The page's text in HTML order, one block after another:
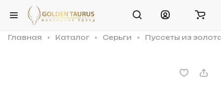
Главная Каталог Серьги Пуссеты из